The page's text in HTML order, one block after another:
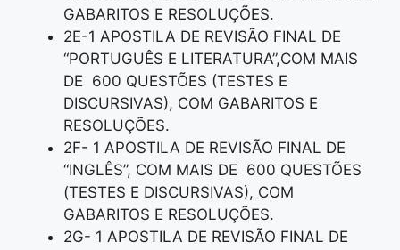
GABARITOS E RESOLUÇÕES.
2E-1 APOSTILA DE REVISÃO FINAL DE
“PORTUGUÊS E LITERATURA”,COM MAIS
DE 600 QUESTÕES (TESTES E
DISCURSIVAS), COM GABARITOS E
RESOLUÇÕES.
2F- 1 APOSTILA DE REVISÃO FINAL DE
“INGLÊS”, COM MAIS DE 600 QUESTÕES
(TESTES E DISCURSIVAS), COM
GABARITOS E RESOLUÇÕES.
2G- 1 APOSTILA DE REVISÃO FINAL DE